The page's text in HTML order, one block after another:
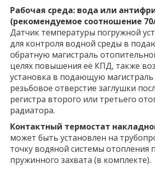
Рабочая среда: вода или
(рекомендуемое соотношение
Датчик температуры погружной
для контроля водной среды в
обратную магистраль
целях повышения её КПД, также
установка в подающую магистраль
резьбовое отверстие заглушки
регистра второго или третьего
радиатора.
Контактный термостат
может быть установлен на
точку водяной системы
пружинного захвата (в комплекте).